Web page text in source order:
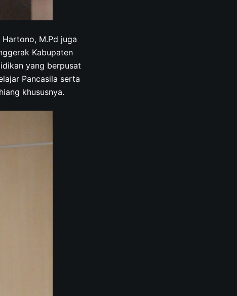
M.Pd juga
Kabupaten
yang berpusat
Pancasila serta
khususnya.